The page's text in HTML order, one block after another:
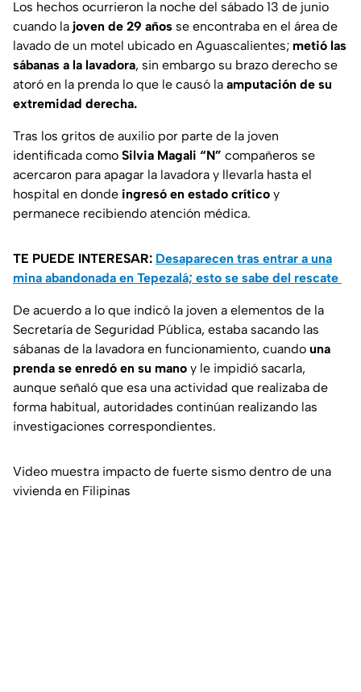
Los hechos ocurrieron la noche del sábado 13 de junio
cuando la joven de 29 años se encontraba en el área de
lavado de un motel ubicado en Aguascalientes; metió las
sábanas a la lavadora, sin embargo su brazo derecho se
atoró en la prenda lo que le causó la amputación de su
extremidad derecha.
Tras los gritos de auxilio por parte de la joven
identificada como Silvia Magali “N” compañeros se
acercaron para apagar la lavadora y llevarla hasta el
hospital en donde ingresó en estado crítico y
permanece recibiendo atención médica.
TE PUEDE INTERESAR: Desaparecen tras entrar a una
mina abandonada en Tepezalá; esto se sabe del rescate
De acuerdo a lo que indicó la joven a elementos de la
Secretaría de Seguridad Pública, estaba sacando las
sábanas de la lavadora en funcionamiento, cuando una
prenda se enredó en su mano y le impidió sacarla,
aunque señaló que esa una actividad que realizaba de
forma habitual, autoridades continúan realizando las
investigaciones correspondientes.
Video muestra impacto de fuerte sismo dentro de una
vivienda en Filipinas